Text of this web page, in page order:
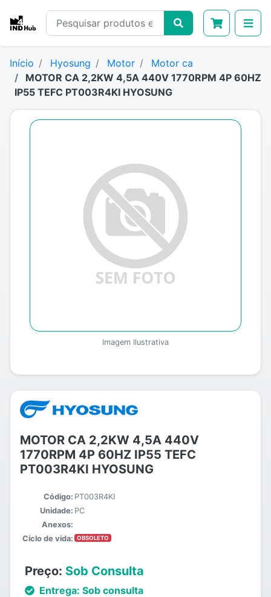
Início Hyosung Motor
Motor ca
MOTOR CA 2,2KW 4,5A 440V 1770RPM 4P 60HZ
IP55 TEFC PT003R4KI HYOSUNG
Imagem Ilustrativa
MOTOR CA 2,2KW 4,5A 440V
1770RPM 4P 60HZ IP55 TEFC
PT003R4KI HYOSUNG
Código: PT003R4KI
Unidade: PC
Anexos:
Ciclo de vida:
OBSOLETO
Preço: Sob Consulta
Entrega: Sob consulta